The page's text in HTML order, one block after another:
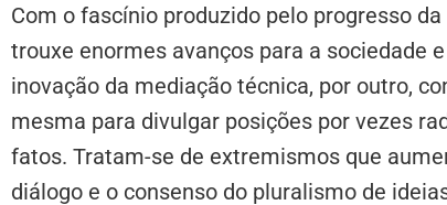
Com o fascínio produzido pelo progresso
trouxe enormes avanços para a sociedade
inovação da mediação técnica, por outro,
mesma para divulgar posições por vezes
fatos. Tratam-se de extremismos que
diálogo e o consenso do pluralismo de